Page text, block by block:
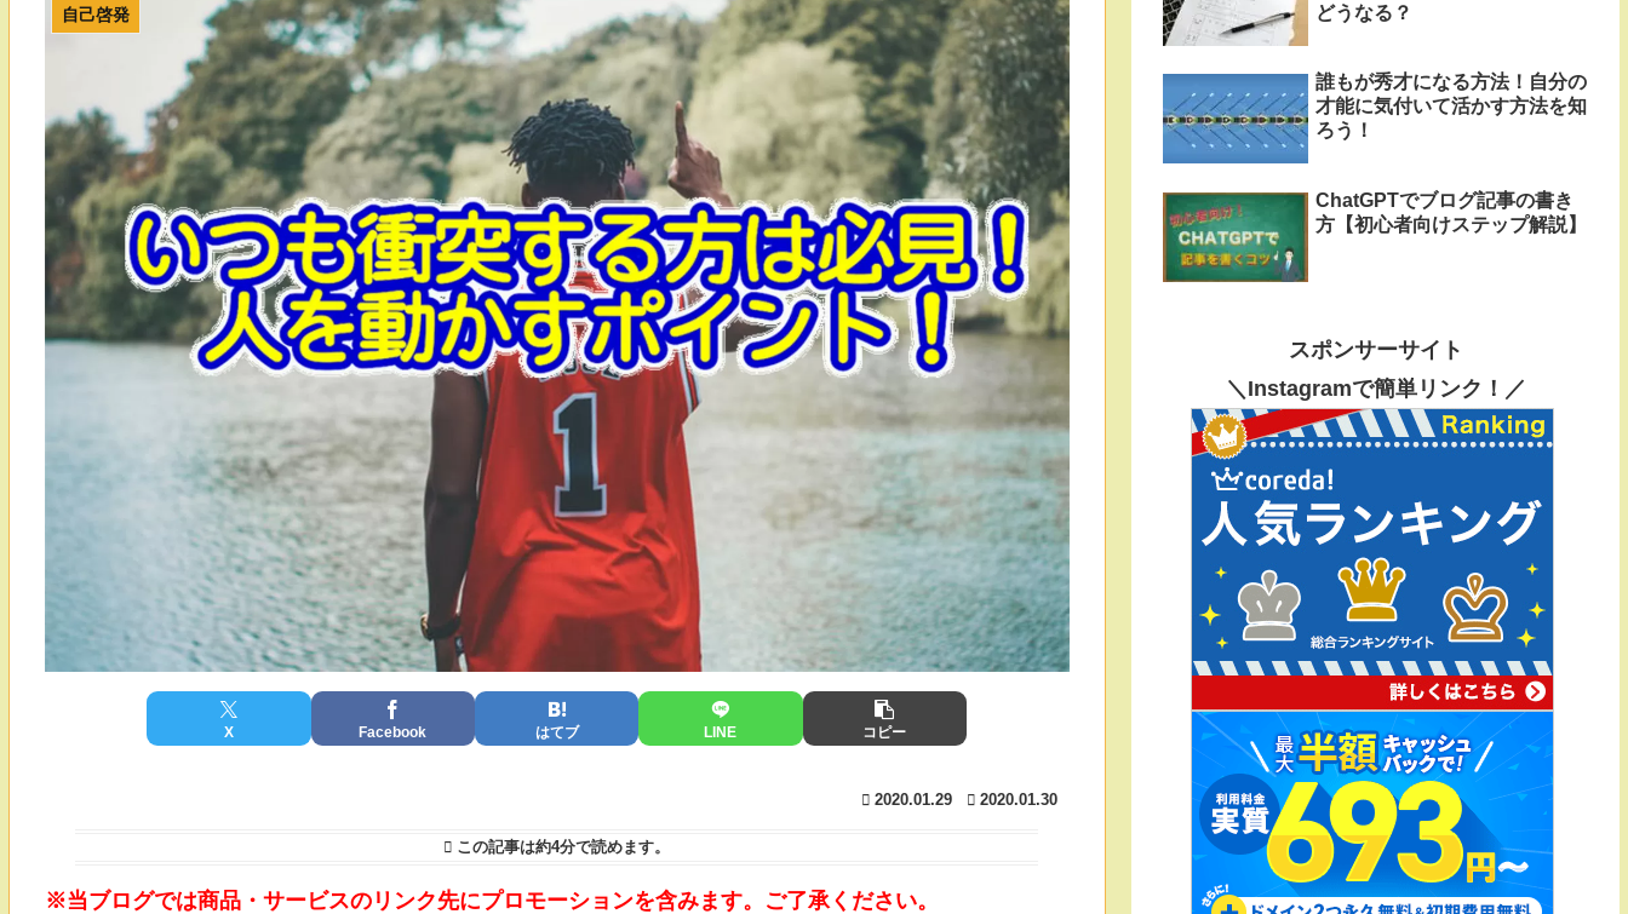
自己啓発
X Facebook はてブ LINE コピー
2020.01.29 2020.01.30
この記事は約4分で読めます。
※当ブログでは商品・サービスのリンク先にプロモーションを含みます。ご了承ください。
どうなる？
誰もが秀才になる方法！自分の
才能に気付いて活かす方法を知
ろう！
ChatGPTでブログ記事の書き
方【初心者向けステップ解説】
スポンサーサイト
＼Instagramで簡単リンク！／